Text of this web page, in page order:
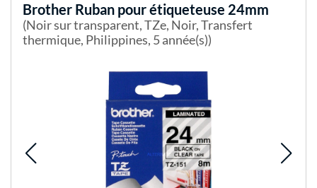
Brother Ruban pour étiqueteuse 24mm
(Noir sur transparent, TZe, Noir, Transfert
thermique, Philippines, 5 année(s))